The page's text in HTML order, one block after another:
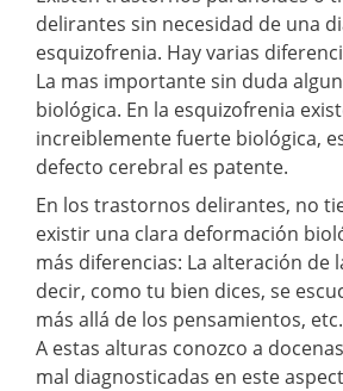
delirantes sin necesidad de una
esquizofrenia. Hay varias
La mas importante sin duda
biológica. En la esquizofrenia
increiblemente fuerte biológica,
defecto cerebral es patente.
En los trastornos delirantes, no
existir una clara deformación
más diferencias: La alteración de
decir, como tu bien dices, se
más allá de los pensamientos,
A estas alturas conozco a
mal diagnosticadas en este